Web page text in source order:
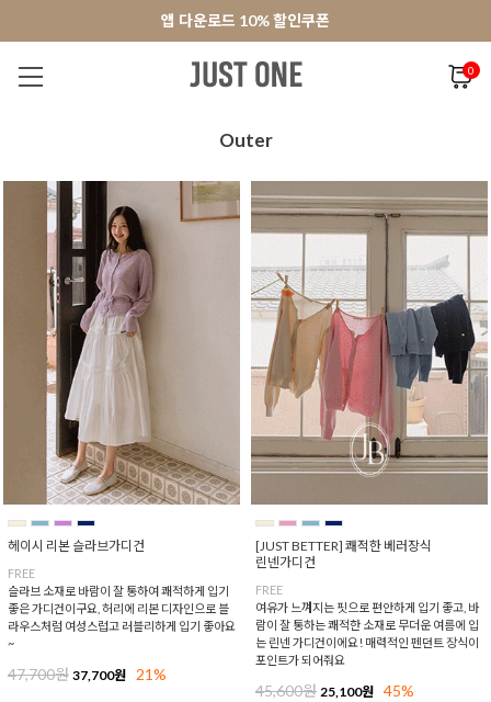
앱 다운로드 10% 할인쿠폰
회원가입 쿠폰 3000원
앱 다운로드 10% 할인쿠폰
회원가입 쿠폰 3000원
0
오늘출발Outer
헤이시 리본 슬라브가디건
FREE
슬라브 소재로 바람이 잘 통하여 쾌적하게 입기
좋은 가디건이구요, 허리에 리본 디자인으로 블
라우스처럼 여성스럽고 러블리하게 입기 좋아요
~
47,700원 37,700원 21%
[JUST BETTER] 쾌적한 베러장식
린넨가디건
FREE
여유가 느껴지는 핏으로 편안하게 입기 좋고, 바
람이 잘 통하는 쾌적한 소재로 무더운 여름에 입
는 린넨 가디건이에요! 매력적인 펜던트 장식이
포인트가 되어줘요
45,600원 25,100원 45%